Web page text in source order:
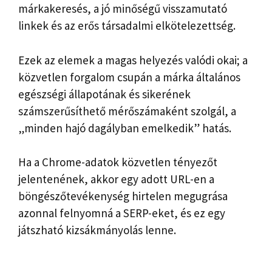
márkakeresés, a jó minőségű visszamutató
linkek és az erős társadalmi elkötelezettség.
Ezek az elemek a magas helyezés valódi okai; a
közvetlen forgalom csupán a márka általános
egészségi állapotának és sikerének
számszerűsíthető mérőszámaként szolgál, a
„minden hajó dagályban emelkedik” hatás.
Ha a Chrome-adatok közvetlen tényezőt
jelentenének, akkor egy adott URL-en a
böngészőtevékenység hirtelen megugrása
azonnal felnyomná a SERP-eket, és ez egy
játszható kizsákmányolás lenne.